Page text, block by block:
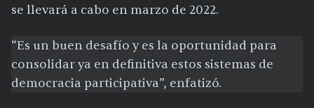
se llevará a cabo en marzo de 2022.
“Es un buen desafío y es la oportunidad para
consolidar ya en definitiva estos sistemas de
democracia participativa”, enfatizó.